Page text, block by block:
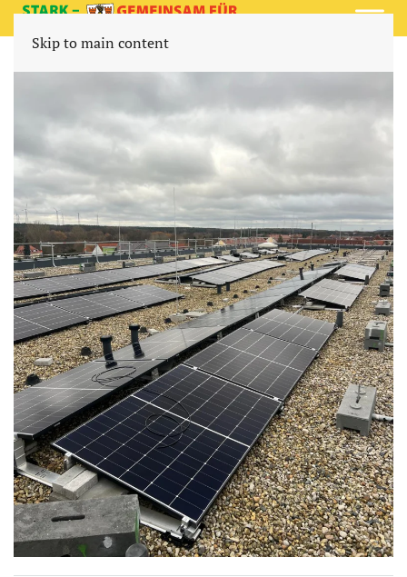
Skip to main content